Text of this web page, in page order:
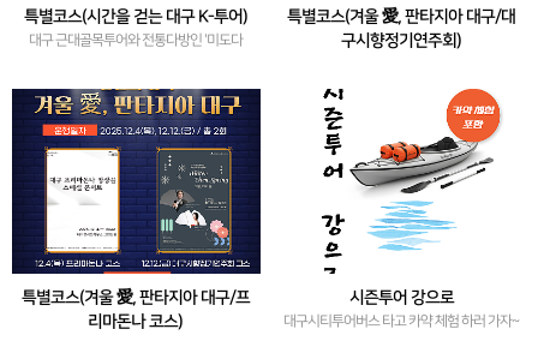
특별코스(시간을 걷는 대구 K-투어)
대구 근대골목투어와 전통다방인 '미도다
특별코스(겨울 愛, 판타지아 대구/대
구시향정기연주회)
특별코스(겨울 愛, 판타지아 대구/프
리마돈나 코스)
시즌투어 강으로
대구시티투어버스 타고 카약 체험 하러 가자~